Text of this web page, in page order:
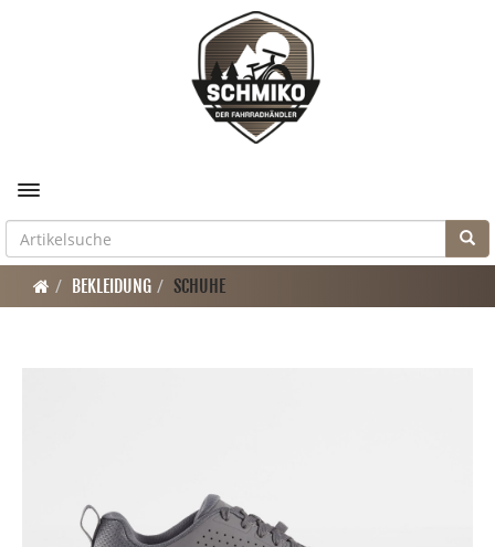
Toggle navigation
BEKLEIDUNG SCHUHE